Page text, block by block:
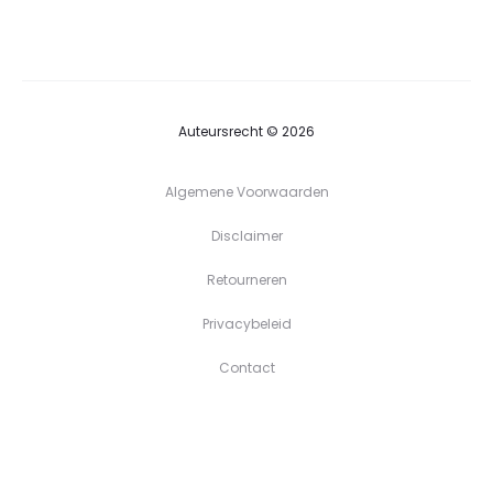
Auteursrecht © 2026
Algemene Voorwaarden
Disclaimer
Retourneren
Privacybeleid
Contact